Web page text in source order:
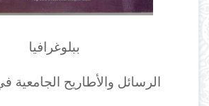
ببلوغرافيا
الرسائل والأطاريح الجامعية